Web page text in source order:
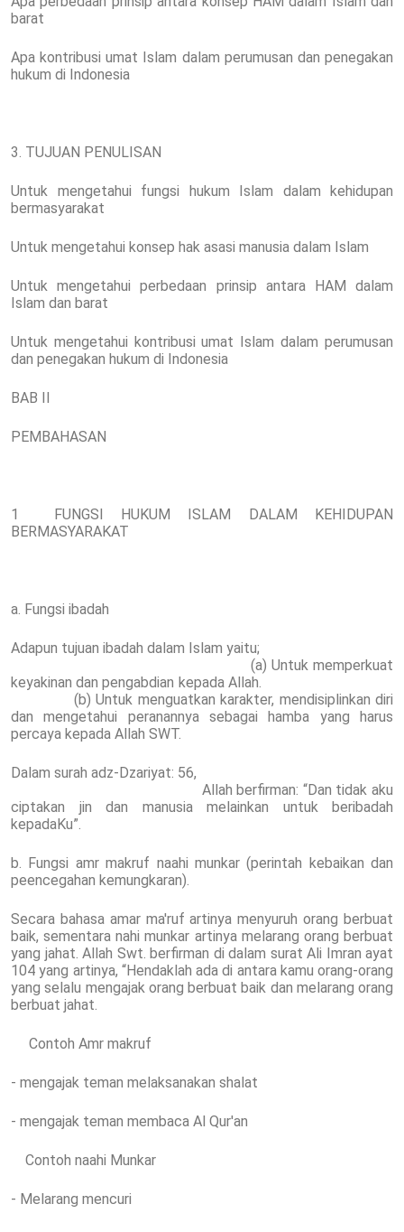
barat
Apa kontribusi umat Islam dalam perumusan dan penegakan
hukum di Indonesia
3. TUJUAN PENULISAN
Untuk mengetahui fungsi hukum Islam dalam kehidupan
bermasyarakat
Untuk mengetahui konsep hak asasi manusia dalam Islam
Untuk mengetahui perbedaan prinsip antara HAM dalam
Islam dan barat
Untuk mengetahui kontribusi umat Islam dalam perumusan
dan penegakan hukum di Indonesia
BAB II
PEMBAHASAN
1 FUNGSI HUKUM ISLAM DALAM KEHIDUPAN
BERMASYARAKAT
a. Fungsi ibadah
Adapun tujuan ibadah dalam Islam yaitu;
(a) Untuk memperkuat
keyakinan dan pengabdian kepada Allah.
(b) Untuk menguatkan karakter, mendisiplinkan diri
dan mengetahui peranannya sebagai hamba yang harus
percaya kepada Allah SWT.
Dalam surah adz-Dzariyat: 56,
Allah berfirman: “Dan tidak aku
ciptakan jin dan manusia melainkan untuk beribadah
kepadaKu”.
b. Fungsi amr makruf naahi munkar (perintah kebaikan dan
peencegahan kemungkaran).
Secara bahasa amar ma'ruf artinya menyuruh orang berbuat
baik, sementara nahi munkar artinya melarang orang berbuat
yang jahat. Allah Swt. berfirman di dalam surat Ali Imran ayat
104 yang artinya, “Hendaklah ada di antara kamu orang-orang
yang selalu mengajak orang berbuat baik dan melarang orang
berbuat jahat.
Contoh Amr makruf
- mengajak teman melaksanakan shalat
- mengajak teman membaca Al Qur'an
Contoh naahi Munkar
- Melarang mencuri